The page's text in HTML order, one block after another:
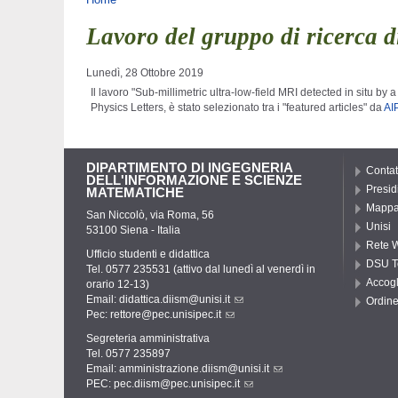
Lavoro del gruppo di ricerca
Lunedì, 28 Ottobre 2019
Il lavoro "Sub-millimetric ultra-low-field MRI detected in situ
Physics Letters, è stato selezionato tra i "featured articles" da
DIPARTIMENTO DI INGEGNERIA
DELL'INFORMAZIONE E SCIENZE
MATEMATICHE
San Niccolò, via Roma, 56
53100 Siena - Italia
Ufficio studenti e didattica
Tel. 0577 235531 (attivo dal lunedì al venerdì in
orario 12-13)
Email: didattica.diism@unisi.it
Pec: rettore@pec.unisipec.it
Segreteria amministrativa
Tel. 0577 235897
Email: amministrazione.diism@unisi.it
PEC: pec.diism@pec.unisipec.it
Unisi
Rete
DSU